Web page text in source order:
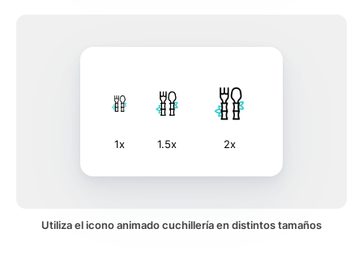
1x 1.5x 2x
Utiliza el icono animado cuchillería en distintos tamaños